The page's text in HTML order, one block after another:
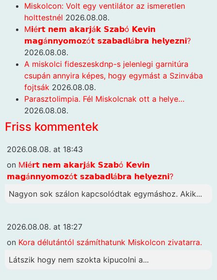
Miskolcon: Volt egy ventilátor az ismeretlen
holttestnél 2026.08.08.
M𝗶é𝗿𝘁 𝗻𝗲𝗺 𝗮𝗸𝗮𝗿𝗷á𝗸 𝗦𝘇𝗮𝗯ó 𝗞𝗲𝘃𝗶𝗻
𝗺𝗮𝗴á𝗻𝗻𝘆𝗼𝗺𝗼𝘇ó𝘁 𝘀𝘇𝗮𝗯𝗮𝗱𝗹á𝗯𝗿𝗮 𝗵𝗲𝗹𝘆𝗲𝘇𝗻𝗶?
2026.08.08.
A miskolci fideszeskdnp-s jelenlegi garnitúra
csupán annyira képes, hogy egymást a Szinvába
fojtsák 2026.08.08.
Parasztolimpia. Fél Miskolcnak ott a helye…
2026.08.08.
Friss kommentek
2026.08.08. at 18:43
on M𝗶é𝗿𝘁 𝗻𝗲𝗺 𝗮𝗸𝗮𝗿𝗷á𝗸 𝗦𝘇𝗮𝗯ó 𝗞𝗲𝘃𝗶𝗻
𝗺𝗮𝗴á𝗻𝗻𝘆𝗼𝗺𝗼𝘇ó𝘁 𝘀𝘇𝗮𝗯𝗮𝗱𝗹á𝗯𝗿𝗮 𝗵𝗲𝗹𝘆𝗲𝘇𝗻𝗶?
Nagyon sok szálon kapcsolódtak egymáshoz. Akik...
2026.08.08. at 18:27
on Kora délutántól számíthatunk Miskolcon zivatarra.
Látszik hogy nem szokta kipucolni a...